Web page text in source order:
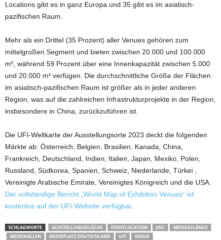
Locations gibt es in ganz Europa und 35 gibt es im asiatisch-
pazifischen Raum.
Mehr als ein Drittel (35 Prozent) aller Venues gehören zum
mittelgroßen Segment und bieten zwischen 20.000 und 100.000
m², während 59 Prozent über eine Innenkapazität zwischen 5.000
und 20.000 m² verfügen. Die durchschnittliche Größe der Flächen
im asiatisch-pazifischen Raum ist größer als in jeder anderen
Region, was auf die zahlreichen Infrastrukturprojekte in der Region,
insbesondere in China, zurückzuführen ist.
Die UFI-Weltkarte der Ausstellungsorte 2023 deckt die folgenden
Märkte ab: Österreich, Belgien, Brasilien, Kanada, China,
Frankreich, Deutschland, Indien, Italien, Japan, Mexiko, Polen,
Russland, Südkorea, Spanien, Schweiz, Niederlande, Türkei ,
Vereinigte Arabische Emirate, Vereinigtes Königreich und die USA.
Der vollständige Bericht „World Map of Exhibition Venues“ ist
kostenlos auf der UFI-Website verfügbar.
SCHLAGWORTE AUSSTELLUNGSFLÄCHE EVENTLOCATION JWC
MESSEGELÄNDE
MESSEHALLEN
MESSEPLATZ DEUTSCHLAND UFI VENUE